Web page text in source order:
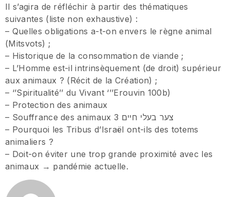
Il s’agira de réfléchir à partir des thématiques
suivantes (liste non exhaustive) :
– Quelles obligations a-t-on envers le règne animal
(Mitsvots) ;
– Historique de la consommation de viande ;
– L’Homme est-il intrinsèquement (de droit) supérieur
aux animaux ? (Récit de la Création) ;
– ‘’Spiritualité’’ du Vivant ‘’’Erouvin 100b)
– Protection des animaux
– Souffrance des animaux 3 צער בעלי חיים
– Pourquoi les Tribus d’Israël ont-ils des totems
animaliers ?
– Doit-on éviter une trop grande proximité avec les
animaux → pandémie actuelle.